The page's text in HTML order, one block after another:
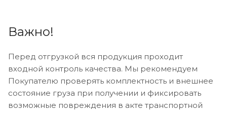
Важно!
Перед отгрузкой вся продукция проходит
входной контроль качества. Мы рекомендуем
Покупателю проверять комплектность и внешнее
состояние груза при получении и фиксировать
возможные повреждения в акте транспортной